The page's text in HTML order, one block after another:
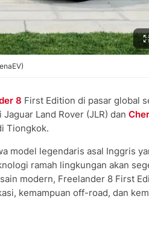
8 First Edition di pasar global
Land Rover (JLR) dan
Tiongkok.
model legendaris asal Inggris
ramah lingkungan akan
modern, Freelander 8 First
kemampuan off-road, dan